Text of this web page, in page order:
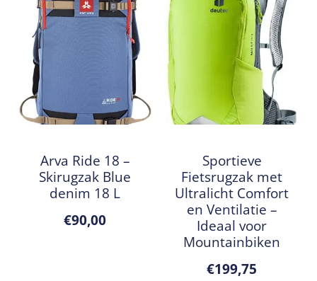
Arva Ride 18 –
Skirugzak Blue
denim 18 L
€90,00
Sportieve
Fietsrugzak met
Ultralicht Comfort
en Ventilatie –
Ideaal voor
Mountainbiken
€199,75